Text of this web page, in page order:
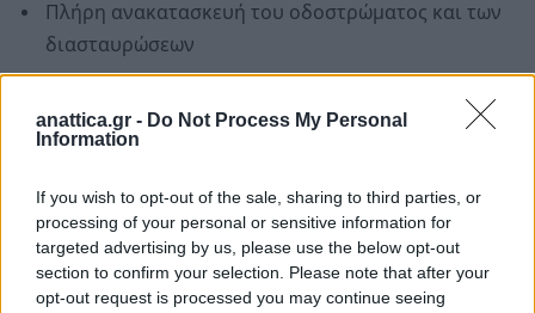
anattica.gr - Do Not Process My Personal
Information
If you wish to opt-out of the sale, sharing to third parties, or
processing of your personal or sensitive information for
targeted advertising by us, please use the below opt-out
section to confirm your selection. Please note that after your
opt-out request is processed you may continue seeing
Πλήρη ανακατασκευή του οδοστρώματος και των
διασταυρώσεων
νησίδας
αγωγών
Τοποθέτηση φωτιστικών LED νέας τεχνολογίας
Δημιουργία έξυπνων διαβάσεων για την ασφάλεια
των πεζών